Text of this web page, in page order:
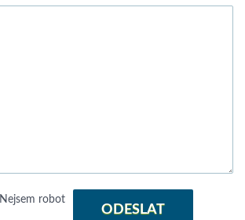
Nejsem robot
ODESLAT